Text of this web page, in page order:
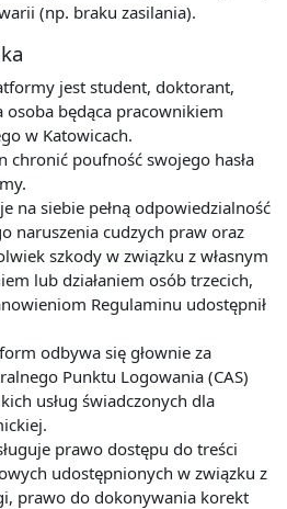
(np. braku zasilania).
jest student, doktorant,
osoba będąca pracownikiem
w Katowicach.
chronić poufność swojego hasła
na siebie pełną odpowiedzialność
naruszenia cudzych praw oraz
szkody w związku z własnym
lub działaniem osób trzecich,
Regulaminu udostępnił
odbywa się głownie za
Punktu Logowania (CAS)
usług świadczonych dla
prawo dostępu do treści
udostępnionych w związku z
prawo do dokonywania korekt